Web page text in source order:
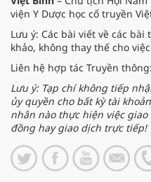
viện Y Dược học cổ truyền
Lưu ý: Các bài viết về các
khảo, không thay thế cho
Liên hệ hợp tác Truyền thông:
Lưu ý: Tạp chí không tiếp
ủy quyền cho bất kỳ tài
nhân nào thực hiện việc
đồng hay giao dịch trực tiếp!